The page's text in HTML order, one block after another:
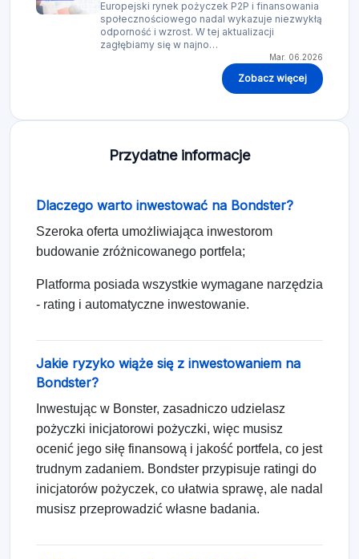
Europejski rynek pożyczek P2P i finansowania
społecznościowego nadal wykazuje niezwykłą
odporność i wzrost. W tej aktualizacji
zagłębiamy się w najno…
Mar. 06.2026
Zobacz więcej
Przydatne informacje
Dlaczego warto inwestować na Bondster?
Szeroka oferta umożliwiająca inwestorom
budowanie zróżnicowanego portfela;
Platforma posiada wszystkie wymagane narzędzia
- rating i automatyczne inwestowanie.
Jakie ryzyko wiąże się z inwestowaniem na
Bondster?
Inwestując w Bonster, zasadniczo udzielasz
pożyczki inicjatorowi pożyczki, więc musisz
ocenić jego siłę finansową i jakość portfela, co jest
trudnym zadaniem. Bondster przypisuje ratingi do
inicjatorów pożyczek, co ułatwia sprawę, ale nadal
musisz przeprowadzić własne badania.